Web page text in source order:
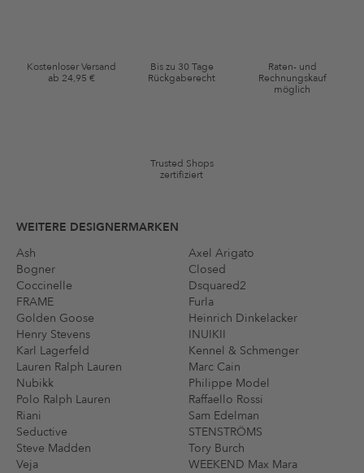
Gutscheinkonditionen
Kostenloser Versand
ab 24,95 €
Bis zu 30 Tage
Rückgaberecht
Raten- und
Rechnungskauf
möglich
Trusted Shops
zertifiziert
WEITERE DESIGNERMARKEN
Ash
Axel Arigato
Bogner
Closed
Coccinelle
Dsquared2
FRAME
Furla
Golden Goose
Heinrich Dinkelacker
Henry Stevens
INUIKII
Karl Lagerfeld
Kennel & Schmenger
Lauren Ralph Lauren
Marc Cain
Nubikk
Philippe Model
Polo Ralph Lauren
Raffaello Rossi
Riani
Sam Edelman
Seductive
STENSTRÖMS
Steve Madden
Tory Burch
Veja
WEEKEND Max Mara